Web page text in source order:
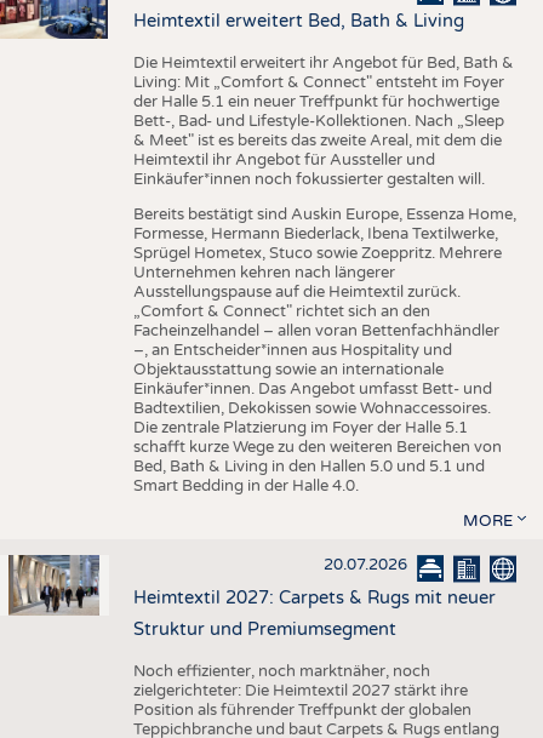
Heimtextil erweitert Bed, Bath & Living
Die Heimtextil erweitert ihr Angebot für Bed, Bath &
Living: Mit „Comfort & Connect" entsteht im Foyer
der Halle 5.1 ein neuer Treffpunkt für hochwertige
Bett-, Bad- und Lifestyle-Kollektionen. Nach „Sleep
& Meet" ist es bereits das zweite Areal, mit dem die
Heimtextil ihr Angebot für Aussteller und
Einkäufer*innen noch fokussierter gestalten will.
Bereits bestätigt sind Auskin Europe, Essenza Home,
Formesse, Hermann Biederlack, Ibena Textilwerke,
Sprügel Hometex, Stuco sowie Zoeppritz. Mehrere
Unternehmen kehren nach längerer
Ausstellungspause auf die Heimtextil zurück.
„Comfort & Connect" richtet sich an den
Facheinzelhandel – allen voran Bettenfachhändler
–, an Entscheider*innen aus Hospitality und
Objektausstattung sowie an internationale
Einkäufer*innen. Das Angebot umfasst Bett- und
Badtextilien, Dekokissen sowie Wohnaccessoires.
Die zentrale Platzierung im Foyer der Halle 5.1
schafft kurze Wege zu den weiteren Bereichen von
Bed, Bath & Living in den Hallen 5.0 und 5.1 und
Smart Bedding in der Halle 4.0.
MORE
20.07.2026
Heimtextil 2027: Carpets & Rugs mit neuer
Struktur und Premiumsegment
Noch effizienter, noch marktnäher, noch
zielgerichteter: Die Heimtextil 2027 stärkt ihre
Position als führender Treffpunkt der globalen
Teppichbranche und baut Carpets & Rugs entlang